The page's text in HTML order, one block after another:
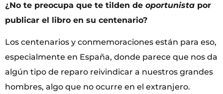
¿No te preocupa que te tilden de oportunista por
publicar el libro en su centenario?
Los centenarios y conmemoraciones están para eso,
especialmente en España, donde parece que nos da
algún tipo de reparo reivindicar a nuestros grandes
hombres, algo que no ocurre en el extranjero.